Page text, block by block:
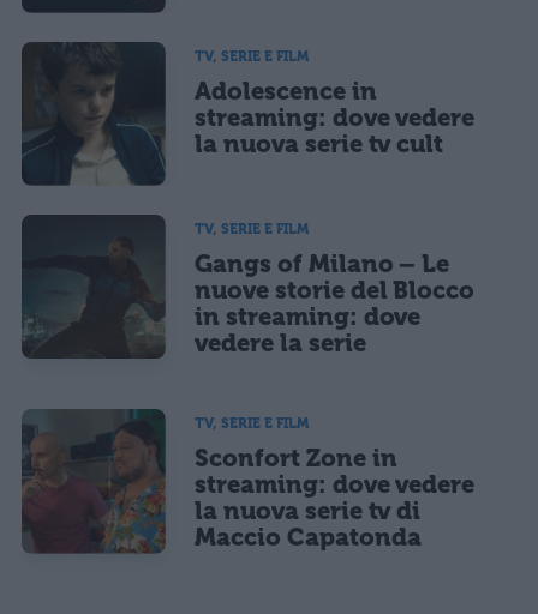
TV, SERIE E FILM
Adolescence in
streaming: dove vedere
la nuova serie tv cult
TV, SERIE E FILM
Gangs of Milano – Le
nuove storie del Blocco
in streaming: dove
vedere la serie
TV, SERIE E FILM
Sconfort Zone in
streaming: dove vedere
la nuova serie tv di
Maccio Capatonda